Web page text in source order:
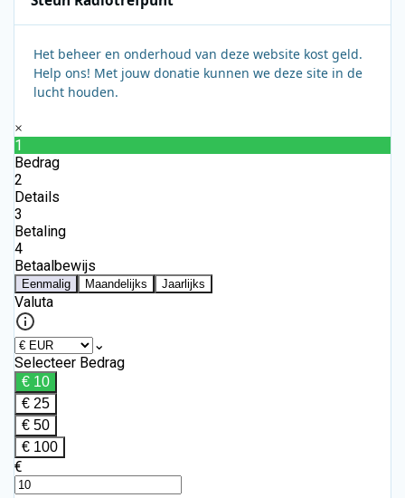
Het beheer en onderhoud van deze website kost geld.
Help ons! Met jouw donatie kunnen we deze site in de
lucht houden.